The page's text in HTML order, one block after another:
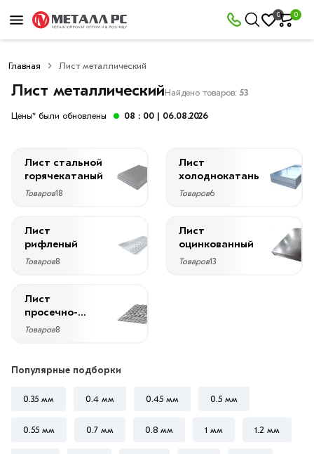
0 0
Главная Лист металлический
Лист металлическийНайдено товаров: 53
Цены* были обновлены 08 : 00 | 06.08.2026
Лист стальной
горячекатаный
Товаров18
Лист
холоднокатаный
Товаров6
Лист
рифленый
Товаров8
Лист
оцинкованный
Товаров13
Лист
просечно-
вытяжной
Товаров8
Популярные подборки
0.35 мм 0.4 мм 0.45 мм 0.5 мм
0.55 мм 0.7 мм 0.8 мм 1 мм 1.2 мм
Фильтры
×
Со
скидкой
руб.
Длина
2000
мм
2500
3000
мм